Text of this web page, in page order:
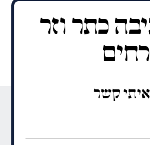
כתר וזר
איתי קשר
(חובה)